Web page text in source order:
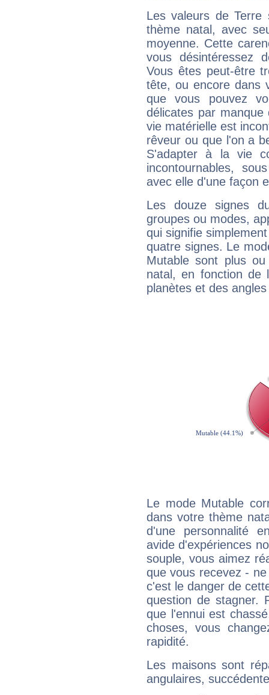
Les valeurs de Terre
thème natal, avec
moyenne. Cette
vous désintéressez
Vous êtes peut-être
tête, ou encore dans
que vous pouvez
délicates par
vie matérielle est
rêveur ou que l'on a
S'adapter à la vie
incontournables,
avec elle d'une façon
Les douze signes
groupes ou modes,
qui signifie
quatre signes. Le
Mutable sont plus
natal, en fonction de
planètes et des
Le mode Mutable
dans votre thème
d'une personnalité
avide d'expériences
souple, vous aimez
que vous recevez -
c'est le danger de
question de stagner.
que l'ennui est
choses, vous
rapidité.
Les maisons sont
angulaires,